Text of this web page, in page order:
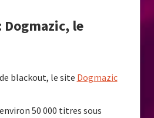
le
blackout, le site Dogmazic
50 000 titres sous